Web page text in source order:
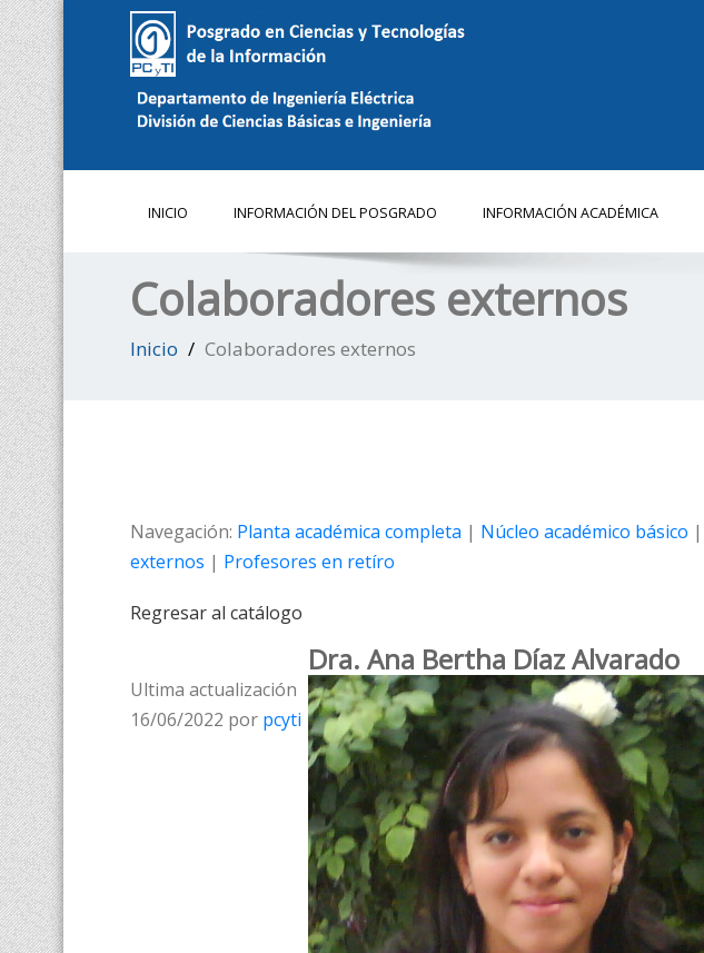
INICIO INFORMACIÓN DEL POSGRADO INFORMACIÓN ACADÉMICA
Colaboradores externos
Inicio Colaboradores externos
Navegación: Planta académica completa | Núcleo académico básico |
externos | Profesores en retíro
Regresar al catálogo
Dra. Ana Bertha Díaz Alvarado
Ultima actualización
16/06/2022 por pcyti